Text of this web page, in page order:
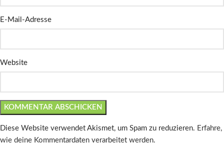
E-Mail-Adresse
Website
Diese Website verwendet Akismet, um Spam zu reduzieren. Erfahre,
wie deine Kommentardaten verarbeitet werden.